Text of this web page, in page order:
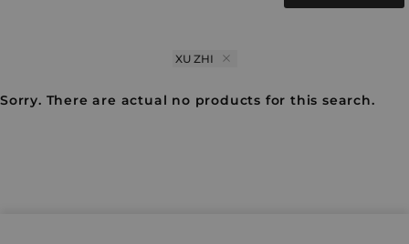
XU ZHI
Sorry. There are actual no products for this search.